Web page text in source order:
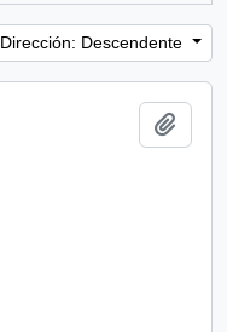
Dirección: Descendente